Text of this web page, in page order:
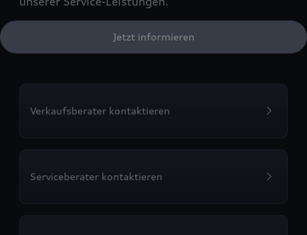
Jetzt informieren
Verkaufsberater kontaktieren
Serviceberater kontaktieren